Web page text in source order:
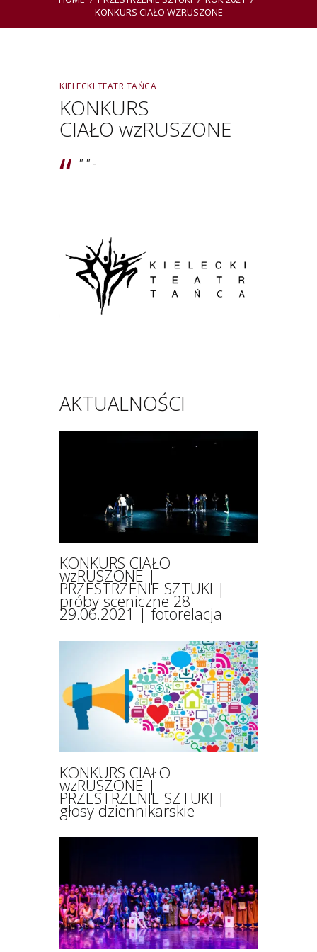
KONKURS CIAŁO WZRUSZONE
KIELECKI TEATR TAŃCA
KONKURS
CIAŁO wzRUSZONE
" " -
AKTUALNOŚCI
KONKURS CIAŁO
wzRUSZONE |
PRZESTRZENIE SZTUKI |
próby sceniczne 28-
29.06.2021 | fotorelacja
KONKURS CIAŁO
wzRUSZONE |
PRZESTRZENIE SZTUKI |
głosy dziennikarskie